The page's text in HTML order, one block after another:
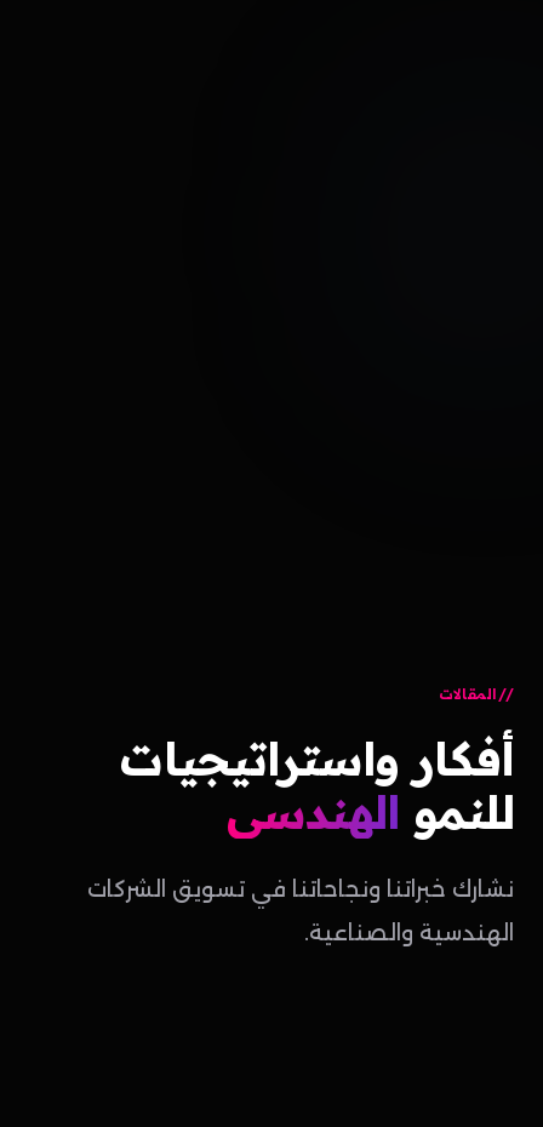
المقالات
أفكار واستراتيجيات
للنمو الهندسي
نشارك خبراتنا ونجاحاتنا في تسويق الشركات
الهندسية والصناعية.